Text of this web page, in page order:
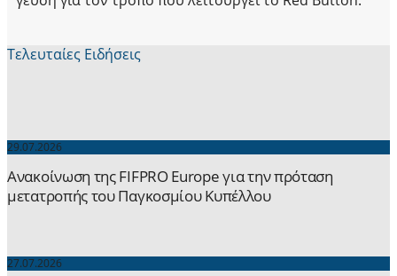
Τελευταίες Ειδήσεις
29.07.2026
Ανακοίνωση της FIFPRO Europe για την πρόταση
μετατροπής του Παγκοσμίου Κυπέλλου
27.07.2026